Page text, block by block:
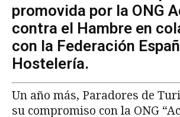
promovida por la ONG
contra el Hambre en
con la Federación
Hostelería.
Un año más, Paradores de
su compromiso con la ONG